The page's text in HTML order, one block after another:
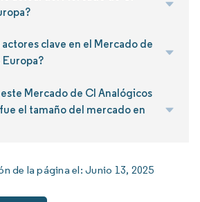
actores clave en el Mercado de
Mercado de CI Analógicos
el tamaño del mercado en
de la página el:Junio 13, 2025